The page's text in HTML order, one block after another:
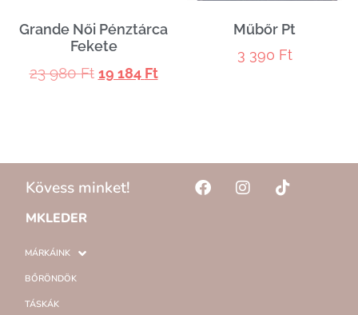
Grande Női Pénztárca
Fekete
23 980Ft 19 184 Ft
Műbőr Pt
3 390 Ft
Kövess minket!
MKLEDER
MÁRKÁINK
BŐRÖNDÖK
TÁSKÁK